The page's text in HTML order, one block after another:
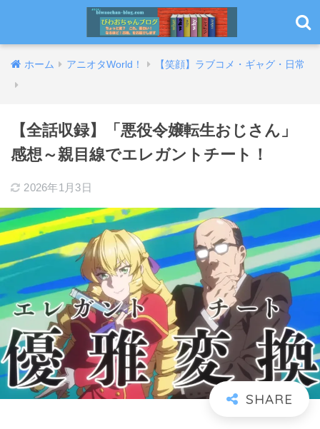
ホーム アニオタWorld！ 【笑顔】ラブコメ・ギャグ・日常
【全話収録】「悪役令嬢転生おじさん」
感想～親目線でエレガントチート！
2026年1月3日